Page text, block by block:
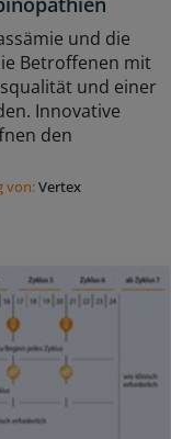
und die
Betroffenen mit
und einer
Innovative
den
von:Vertex